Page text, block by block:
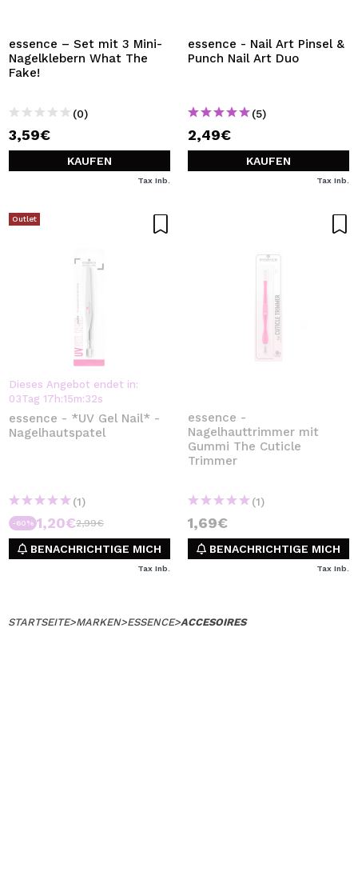
Durch die Erstellung eines Kontos bei Maquillalia.de
können Sie Ihre Einkäufe schnell tätigen, den Status Ihrer
BENUTZERKONTO ERSTELLEN
essence – Set mit 3 Mini-
Nagelklebern What The
Fake!
(0)
3,59€
KAUFEN
Tax Inb.
essence - Nail Art Pinsel &
Punch Nail Art Duo
(5)
2,49€
KAUFEN
Tax Inb.
Outlet
Dieses Angebot endet in:
03Tag 17 h:15m:32s
essence - *UV Gel Nail* -
Nagelhautspatel
(1)
-60% 1,20€2,99€
BENACHRICHTIGE MICH
Tax Inb.
essence -
Nagelhauttrimmer mit
Gummi The Cuticle
Trimmer
(1)
1,69€
BENACHRICHTIGE MICH
Tax Inb.
STARTSEITE>MARKEN>ESSENCE>ACCESOIRES